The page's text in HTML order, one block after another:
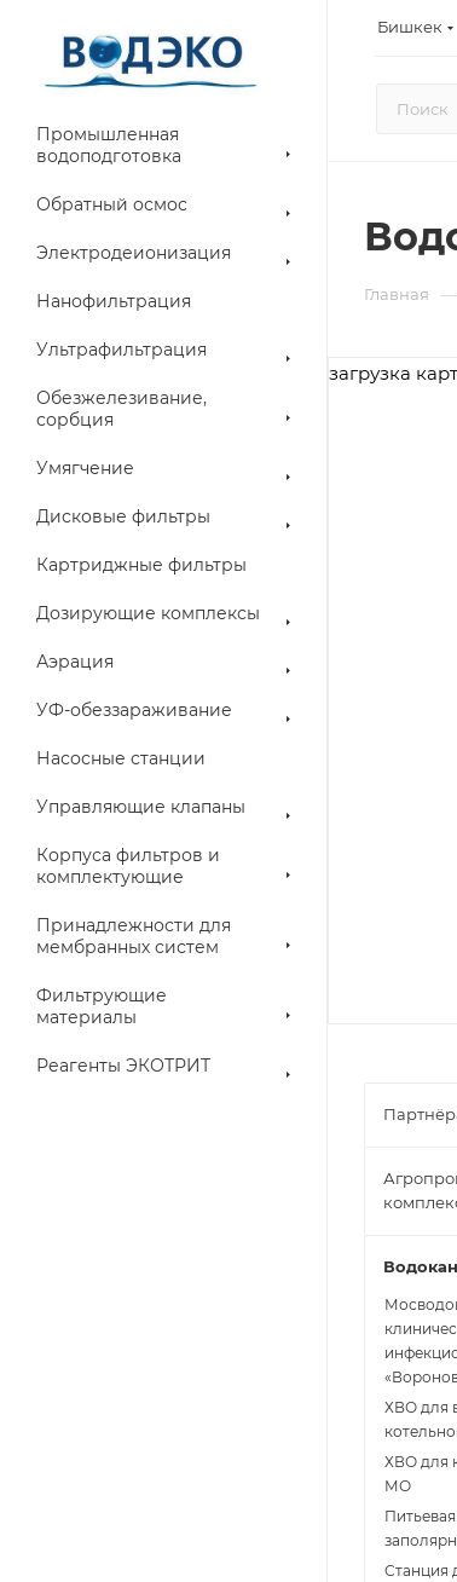
Бишкек
Промышленная
водоподготовка
Обратный осмос
Электродеионизация
Нанофильтрация
Ультрафильтрация
Обезжелезивание,
сорбция
Умягчение
Дисковые фильтры
Картриджные фильтры
Дозирующие комплексы
Аэрация
УФ-обеззараживание
Насосные станции
Управляющие клапаны
Корпуса фильтров и
комплектующие
Принадлежности для
мембранных систем
Фильтрующие
материалы
Реагенты ЭКОТРИТ
Главная —
загрузка
ХВО для
ХВО для
МО
Станция